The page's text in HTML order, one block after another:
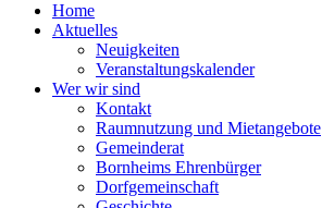
Home
Aktuelles
Neuigkeiten
Veranstaltungskalender
Wer wir sind
Kontakt
Raumnutzung und Mietangebote
Gemeinderat
Bornheims Ehrenbürger
Dorfgemeinschaft